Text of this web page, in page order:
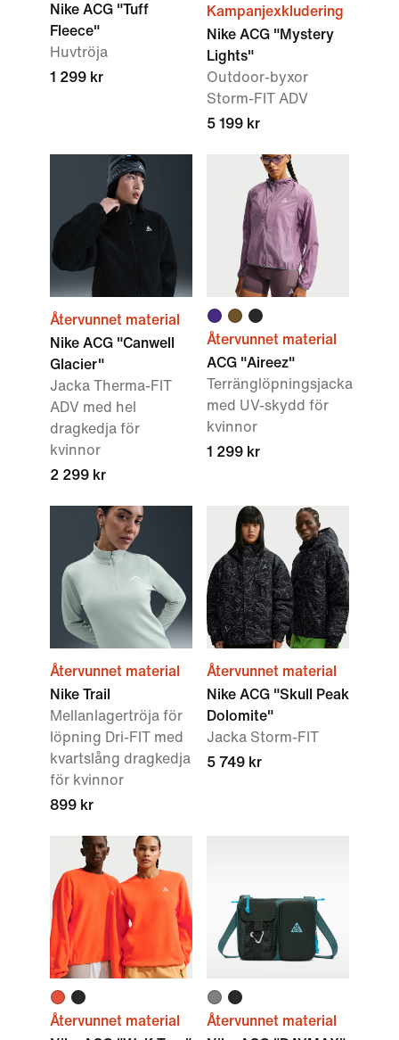
Nike ACG "Tuff
Fleece"
Huvtröja
1 299 kr
Kampanjexkludering
Nike ACG "Mystery
Lights"
Outdoor-byxor
Storm-FIT ADV
5 199 kr
Återvunnet material
Nike ACG "Canwell
Glacier"
Jacka Therma-FIT
ADV med hel
dragkedja för
kvinnor
2 299 kr
Återvunnet material
ACG "Aireez"
Terränglöpningsjacka
med UV-skydd för
kvinnor
1 299 kr
Återvunnet material
Nike Trail
Mellanlagertröja för
löpning Dri-FIT med
kvartslång dragkedja
för kvinnor
899 kr
Återvunnet material
Nike ACG "Skull Peak
Dolomite"
Jacka Storm-FIT
5 749 kr
Återvunnet material
Återvunnet material